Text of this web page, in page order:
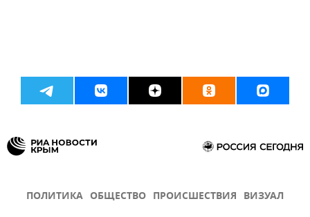
ПОЛИТИКА ОБЩЕСТВО ПРОИСШЕСТВИЯ ВИЗУАЛ